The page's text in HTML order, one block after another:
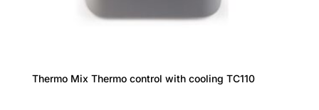
Thermo Mix Thermo control with cooling TC110